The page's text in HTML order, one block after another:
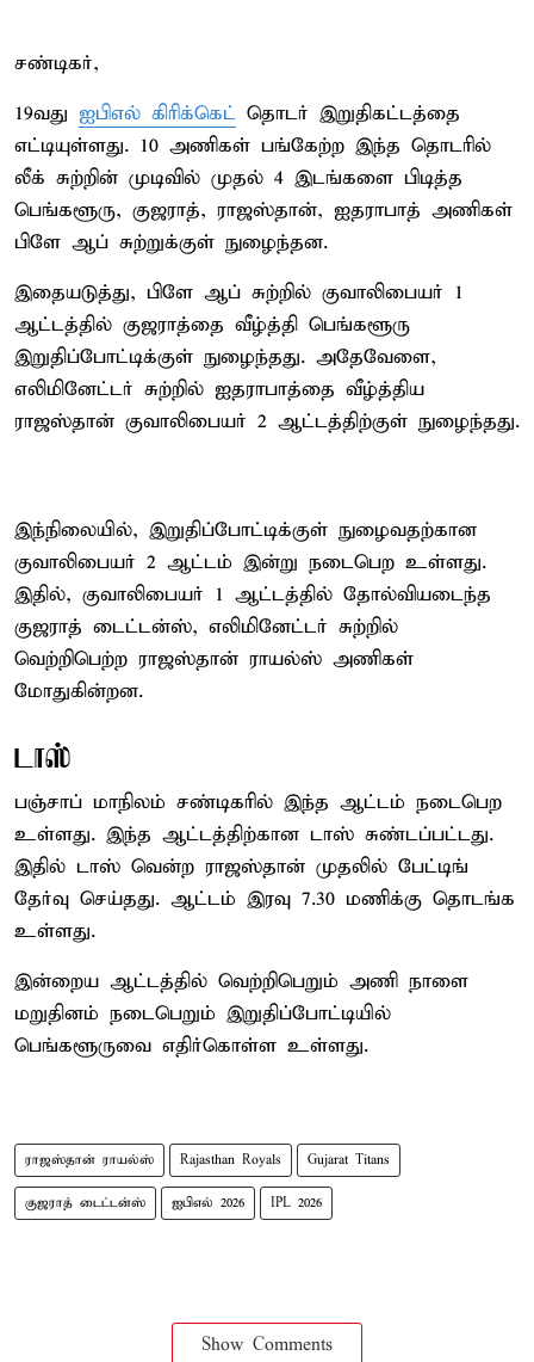
சண்டிகர்,
19வது ஐபிஎல் கிரிக்கெட் தொடர் இறுதிகட்டத்தை
எட்டியுள்ளது. 10 அணிகள் பங்கேற்ற இந்த தொடரில்
லீக் சுற்றின் முடிவில் முதல் 4 இடங்களை பிடித்த
பெங்களூரு, குஜராத், ராஜஸ்தான், ஐதராபாத் அணிகள்
பிளே ஆப் சுற்றுக்குள் நுழைந்தன.
இதையடுத்து, பிளே ஆப் சுற்றில் குவாலிபையர் 1
ஆட்டத்தில் குஜராத்தை வீழ்த்தி பெங்களூரு
இறுதிப்போட்டிக்குள் நுழைந்தது. அதேவேளை,
எலிமினேட்டர் சுற்றில் ஐதராபாத்தை வீழ்த்திய
ராஜஸ்தான் குவாலிபையர் 2 ஆட்டத்திற்குள் நுழைந்தது.
இந்நிலையில், இறுதிப்போட்டிக்குள் நுழைவதற்கான
குவாலிபையர் 2 ஆட்டம் இன்று நடைபெற உள்ளது.
இதில், குவாலிபையர் 1 ஆட்டத்தில் தோல்வியடைந்த
குஜராத் டைட்டன்ஸ், எலிமினேட்டர் சுற்றில்
வெற்றிபெற்ற ராஜஸ்தான் ராயல்ஸ் அணிகள்
மோதுகின்றன.
டாஸ்
பஞ்சாப் மாநிலம் சண்டிகரில் இந்த ஆட்டம் நடைபெற
உள்ளது. இந்த ஆட்டத்திற்கான டாஸ் சுண்டப்பட்டது.
இதில் டாஸ் வென்ற ராஜஸ்தான் முதலில் பேட்டிங்
தேர்வு செய்தது. ஆட்டம் இரவு 7.30 மணிக்கு தொடங்க
உள்ளது.
இன்றைய ஆட்டத்தில் வெற்றிபெறும் அணி நாளை
மறுதினம் நடைபெறும் இறுதிப்போட்டியில்
பெங்களூருவை எதிர்கொள்ள உள்ளது.
ராஜஸ்தான் ராயல்ஸ் Rajasthan Royals Gujarat Titans
குஜராத் டைட்டன்ஸ் ஐபிஎல் 2026 IPL 2026
Show Comments